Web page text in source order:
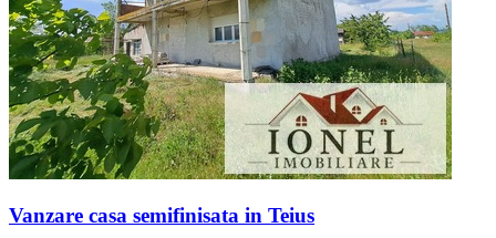
Vanzare casa semifinisata in Teius